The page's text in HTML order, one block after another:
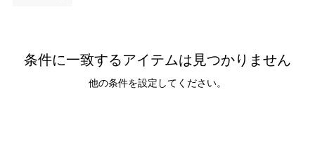
条件に一致するアイテムは見つかりません
他の条件を設定してください。